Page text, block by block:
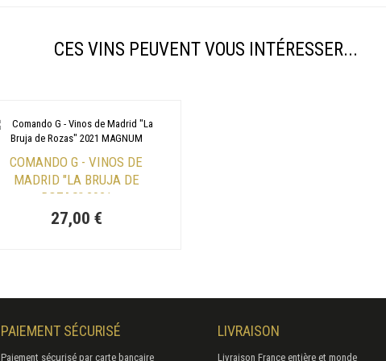
CES VINS PEUVENT VOUS INTÉRESSER...
COMANDO G - VINOS DE
MADRID "LA BRUJA DE
ROZAS" 2021
27,00 €
PAIEMENT SÉCURISÉ
Paiement sécurisé par carte bancaire
LIVRAISON
Livraison France entière et monde